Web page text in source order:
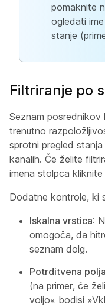
pomaknite
ogledati
stanje
Filtriranje po
Seznam
trenutno
sprotni pregled
kanalih. Če želite
imena stolpca
Dodatne kontrole, ki
Iskalna vrstica:
omogoča, da
seznam dolg.
Potrditvena
(na primer, če
voljo« bodisi